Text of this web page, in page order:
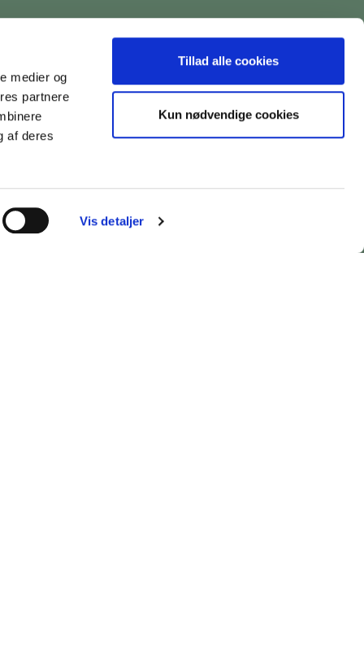
medier og
partnere
af deres
Vis detaljer
Tillad alle cookies
Kun nødvendige cookies